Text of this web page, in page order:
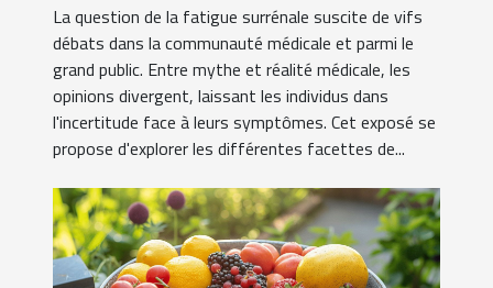
La question de la fatigue surrénale suscite de vifs
débats dans la communauté médicale et parmi le
grand public. Entre mythe et réalité médicale, les
opinions divergent, laissant les individus dans
l'incertitude face à leurs symptômes. Cet exposé se
propose d'explorer les différentes facettes de...